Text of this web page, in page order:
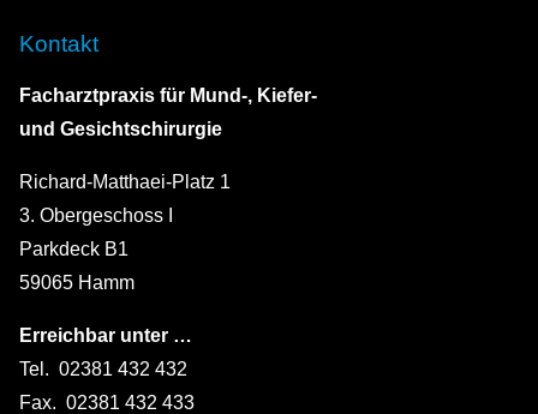
Kontakt
Facharztpraxis für Mund-, Kiefer-
und Gesichtschirurgie
Richard-Matthaei-Platz 1
3. Obergeschoss I
Parkdeck B1
59065 Hamm
Erreichbar unter …
Tel. 02381 432 432
Fax. 02381 432 433